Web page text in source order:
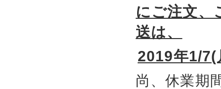
にご注文、
送は、
2019年1/7(
尚、休業期